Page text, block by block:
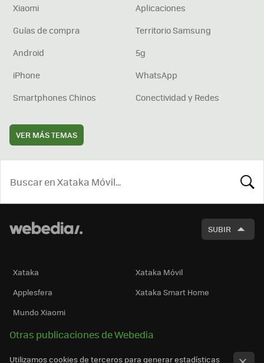
Xiaomi
Aplicaciones
Guías de compra
Territorio Samsung
Android
5g
iPhone
WhatsApp
Smartphones Chinos
Conectividad y Redes
VER MÁS TEMAS
SUBIR
Xataka
Xataka Móvil
Applesfera
Xataka Smart Home
Mundo Xiaomi
Otras publicaciones de Webedia
Utilizamos cookies de terceros para generar estadísticas